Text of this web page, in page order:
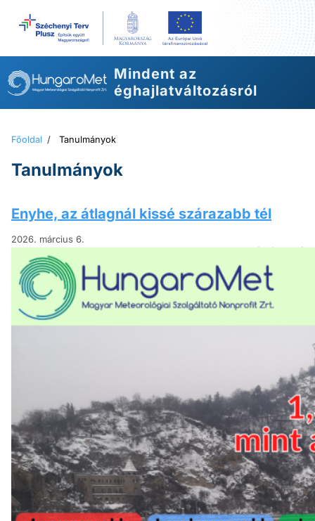
tartalomhoz
Mindent az
éghajlatváltozásról
Főoldal / Tanulmányok
Tanulmányok
Enyhe, az átlagnál kissé szárazabb tél
2026. március 6.
A nagyon enyhe december és
összességében a 2025/2026-os tél
1,3 fokkal meghaladta az
szokásostól. A nagyon száraz
Tovább a tanulmányhoz